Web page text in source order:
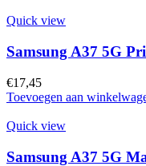
Quick view
Samsung A37 5G
€17,45
Toevoegen aan
Quick view
Samsung A37 5G